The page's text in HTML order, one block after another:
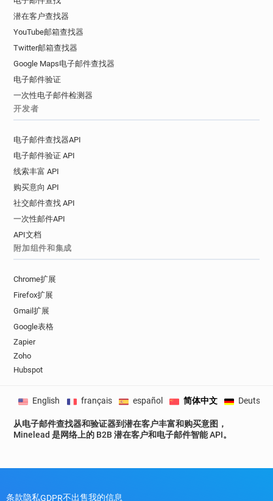
潜在客户查找器
YouTube邮箱查找器
Twitter邮箱查找器
Google Maps电子邮件查找器
电子邮件验证
一次性电子邮件检测器
开发者
电子邮件查找器API
电子邮件验证 API
线索丰富 API
购买意向 API
社交邮件查找 API
一次性邮件API
API文档
附加组件和集成
Chrome扩展
Firefox扩展
Gmail扩展
Google表格
Zapier
Zoho
Hubspot
从电子邮件查找器和验证器到潜在客户丰富和购买意图，
Minelead 是网络上的 B2B 潜在客户和电子邮件智能 API。
English français español 简体中文 Deutsch
条款隐私GDPR不出售我的信息